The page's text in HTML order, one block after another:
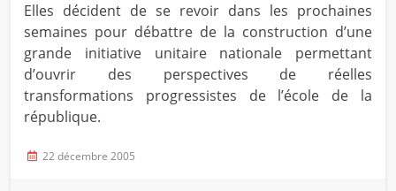
Elles décident de se revoir dans les prochaines
semaines pour débattre de la construction d’une
grande initiative unitaire nationale permettant
d’ouvrir des perspectives de réelles
transformations progressistes de l’école de la
république.
22 décembre 2005